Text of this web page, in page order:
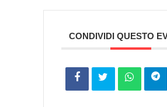
CONDIVIDI QUESTO